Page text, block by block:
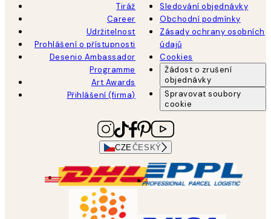
Tiráž
Career
Udržitelnost
Prohlášení o přístupnosti
Desenio Ambassador
Programme
Art Awards
Přihlášení (firma)
Sledování objednávky
Obchodní podmínky
Zásady ochrany osobních
údajů
Cookies
Žádost o zrušení
objednávky
Spravovat soubory
cookie
CZE ČESKÝ